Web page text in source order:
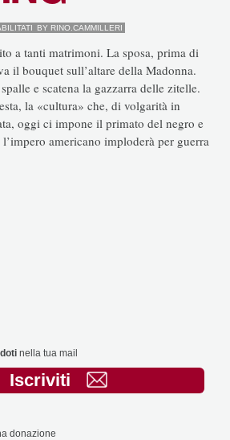
SU
BY RINO.CAMMILLERI
a tanti matrimoni. La sposa, prima di
il bouquet sull’altare della Madonna.
e scatena la gazzarra delle zitelle.
la «cultura» che, di volgarità in
oggi ci impone il primato del negro e
americano imploderà per guerra
nella tua mail
Iscriviti
donazione